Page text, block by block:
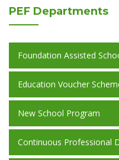
PEF Departments
Foundation Assisted
Education Voucher
New School Program
Continuous Professional